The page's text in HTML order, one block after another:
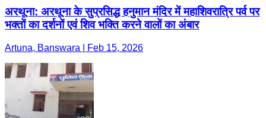
अरथूना: अरथूना के सुप्रसिद्ध हनुमान मंदिर में महाशिवरात्रि पर्व पर
भक्तों का दर्शनों एवं शिव भक्ति करने वालों का अंबार
Artuna, Banswara | Feb 15, 2026